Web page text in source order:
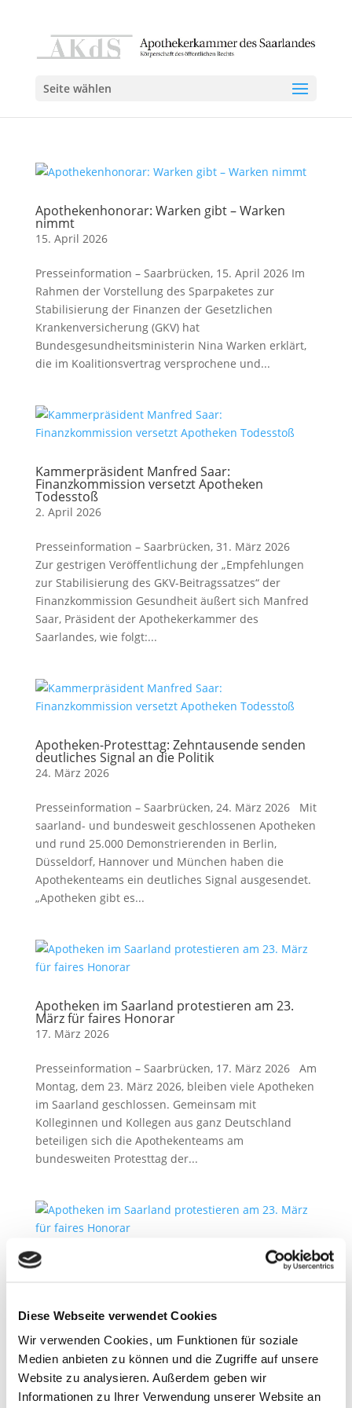
Diese Webseite verwendet Cookies
Wir verwenden Cookies, um Funktionen für soziale
Medien anbieten zu können und die Zugriffe auf unsere
Website zu analysieren. Außerdem geben wir
Informationen zu Ihrer Verwendung unserer Website an
Seite wählen
Apothekenhonorar: Warken gibt – Warken
nimmt
15. April 2026
Presseinformation – Saarbrücken, 15. April 2026 Im
Rahmen der Vorstellung des Sparpaketes zur
Stabilisierung der Finanzen der Gesetzlichen
Krankenversicherung (GKV) hat
Bundesgesundheitsministerin Nina Warken erklärt,
die im Koalitionsvertrag versprochene und...
Kammerpräsident Manfred Saar:
Finanzkommission versetzt Apotheken
Todesstoß
2. April 2026
Presseinformation – Saarbrücken, 31. März 2026
Zur gestrigen Veröffentlichung der „Empfehlungen
zur Stabilisierung des GKV-Beitragssatzes“ der
Finanzkommission Gesundheit äußert sich Manfred
Saar, Präsident der Apothekerkammer des
Saarlandes, wie folgt:...
Apotheken-Protesttag: Zehntausende senden
deutliches Signal an die Politik
24. März 2026
Presseinformation – Saarbrücken, 24. März 2026 Mit
saarland- und bundesweit geschlossenen Apotheken
und rund 25.000 Demonstrierenden in Berlin,
Düsseldorf, Hannover und München haben die
Apothekenteams ein deutliches Signal ausgesendet.
„Apotheken gibt es...
Apotheken im Saarland protestieren am 23.
März für faires Honorar
17. März 2026
Presseinformation – Saarbrücken, 17. März 2026 Am
Montag, dem 23. März 2026, bleiben viele Apotheken
im Saarland geschlossen. Gemeinsam mit
Kolleginnen und Kollegen aus ganz Deutschland
beteiligen sich die Apothekenteams am
bundesweiten Protesttag der...
Apotheken beschließen bundesweite Proteste
Presseinformation – Saarbrücken, 02. März 2026 Die
Apothekerschaft kündigt weitere bundesweite
Protestmaßnahmen an, um für eine
Honorarerhöhung zu kämpfen. Konkret hat die
Mitgliederversammlung der ABDA –